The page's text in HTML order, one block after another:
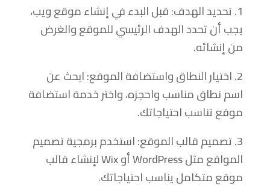
1. تحديد الهدف: قبل البدء في إنشاء موقع ويب،
يجب أن تحدد الهدف الرئيسي للموقع والغرض
من إنشائه.
2. اختيار النطاق واستضافة الموقع: ابحث عن
اسم نطاق مناسب واحجزه، واختر خدمة استضافة
موقع تناسب احتياجاتك.
3. تصميم قالب الموقع: استخدم برمجية تصميم
المواقع مثل WordPress أو Wix لإنشاء قالب
موقع متكامل يناسب احتياجاتك.